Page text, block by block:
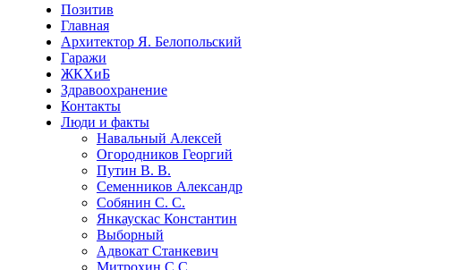
Позитив
Главная
Архитектор Я. Белопольский
Гаражи
ЖКХиБ
Здравоохранение
Контакты
Люди и факты
Навальный Алексей
Огородников Георгий
Путин В. В.
Семенников Александр
Собянин С. С.
Янкаускас Константин
Выборный
Адвокат Станкевич